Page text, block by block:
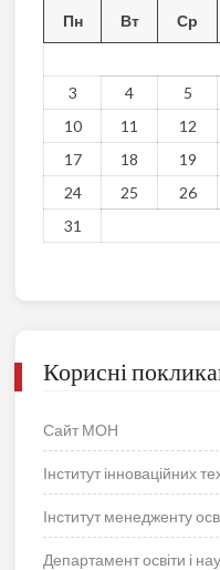
Пн Вт Ср
3
4 5
10
11 12
17
18 19
24
25 26
31
Корисні
Сайт МОН
Інститут інноваційних
Інститут менедженту
Департамент освіти і